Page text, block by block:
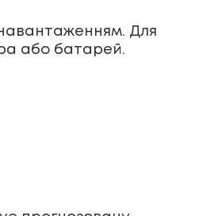
Для
або батарей.